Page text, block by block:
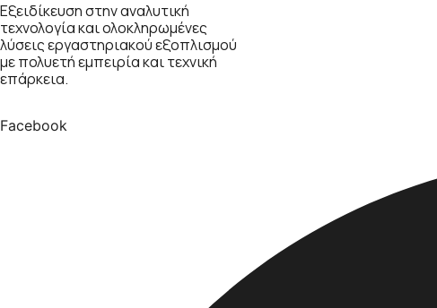
Εξειδίκευση στην αναλυτική
τεχνολογία και ολοκληρωμένες
λύσεις εργαστηριακού εξοπλισμού
με πολυετή εμπειρία και τεχνική
επάρκεια.
Facebook